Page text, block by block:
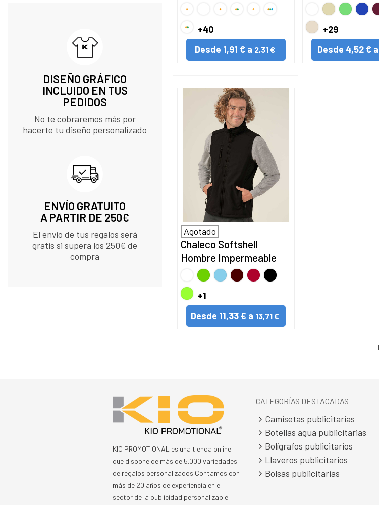
DISEÑO GRÁFICO
INCLUIDO EN TUS
PEDIDOS​
No te cobraremos más por
hacerte tu diseño personalizado
ENVÍO GRATUITO
A PARTIR DE 250€
El envío de tus regalos será
gratis si supera los 250€ de
compra
BLANCO A A A
3
A
colores
+40
Desde 1,91 € a 2,31 €
BLANCO
CaquiVerde
Jaspeado
Beige
Jaspeado
+29
Desde 4,52 € a
Agotado
Chaleco Softshell
Hombre Impermeable
BLANCO
Verde
Manzana
Azul
Cielo
Oxblood
Jaspeado
ROJONEGRO
LIMA +1
Desde 11,33 € a 13,71 €
KIO PROMOTIONAL es una tienda online
que dispone de más de 5.000 variedades
de regalos personalizados.Contamos con
más de 20 años de experiencia en el
sector de la publicidad personalizable.
CATEGORÍAS DESTACADAS
Camisetas publicitarias
Botellas agua publicitarias
Bolígrafos publicitarios
Llaveros publicitarios
Bolsas publicitarias